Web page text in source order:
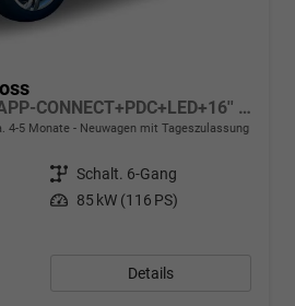
LIFE ACC+KLIMA+APP-CONNECT+PDC+LED+16'' ALU
4-5 Monate Neuwagen mit Tageszulassung
Getriebe Schalt. 6-Gang
Leistung 85 kW (116 PS)
Details